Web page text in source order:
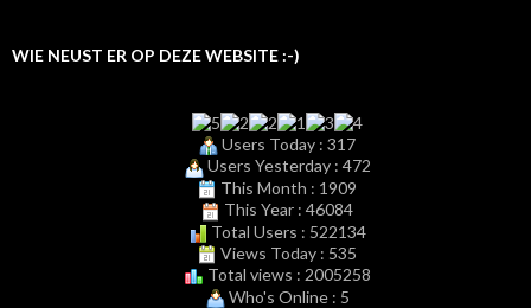
WIE NEUST ER OP DEZE WEBSITE :-)
Users Today : 317
Users Yesterday : 472
This Month : 1909
This Year : 46084
Total Users : 522134
Views Today : 535
Total views : 2005258
Who's Online : 5